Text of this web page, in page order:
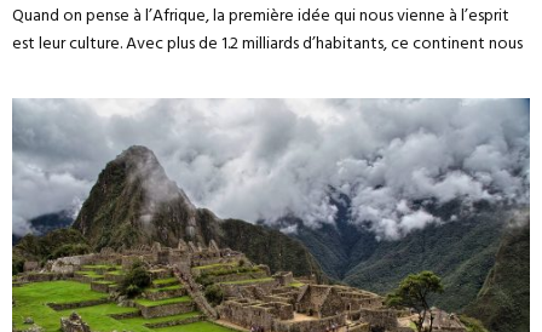
Quand on pense à l’Afrique, la première idée qui nous vienne à l’esprit
est leur culture. Avec plus de 1.2 milliards d’habitants, ce continent nous